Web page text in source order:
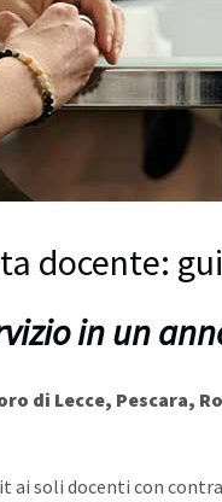
docente:
in un
di Lecce, Pescara,
soli docenti con